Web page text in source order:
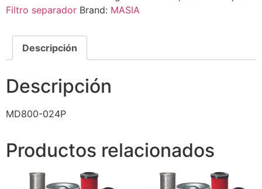
Filtro separador Brand: MASIA
Descripción
Descripción
MD800-024P
Productos relacionados